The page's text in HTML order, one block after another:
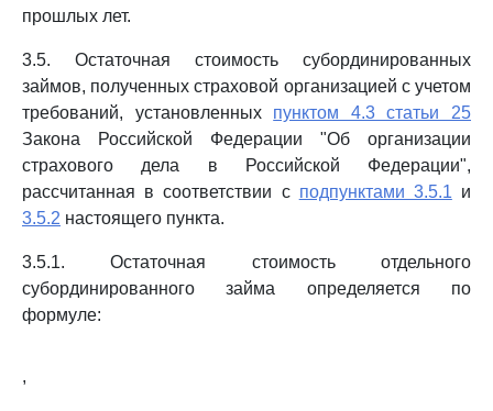
прошлых лет.
3.5. Остаточная стоимость субординированных
займов, полученных страховой организацией с учетом
требований, установленных пунктом 4.3 статьи 25
Закона Российской Федерации "Об организации
страхового дела в Российской Федерации",
рассчитанная в соответствии с подпунктами 3.5.1 и
3.5.2 настоящего пункта.
3.5.1. Остаточная стоимость отдельного
субординированного займа определяется по
формуле:
,